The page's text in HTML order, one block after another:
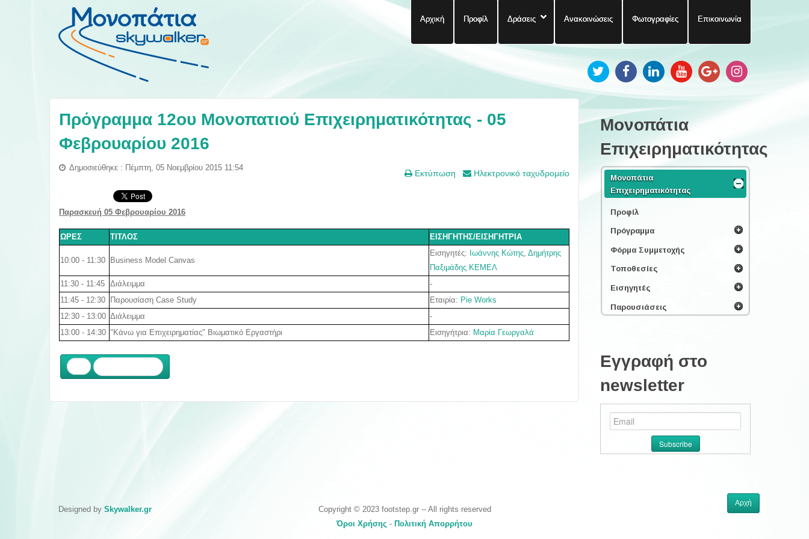
Αρχική Προφίλ Δράσεις Ανακοινώσεις Φωτογραφίες Επικοινωνία
Πρόγραμμα 12ου Μονοπατιού Επιχειρηματικότητας - 05
Φεβρουαρίου 2016
Εκτύπωση Ηλεκτρονικό ταχυδρομείο
Δημοσιεύθηκε : Πέμπτη, 05 Νοεμβρίου 2015 11:54
Παρασκευή 05 Φεβρουαρίου 2016
ΩΡΕΣ ΤΙΤΛΟΣ ΕΙΣΗΓΗΤΗΣ/ΕΙΣΗΓΗΤΡΙΑ
10:00 - 11:30 Business Model Canvas
Εισηγητές: Ιωάννης Κώτης, Δημήτρης
Παξιμάδης ΚΕΜΕΛ
11:30 - 11:45 Διάλειμμα
-
11:45 - 12:30
Παρουσίαση Case Study Εταιρία: Pie Works
12:30 - 13:00 Διάλειμμα
-
13:00 - 14:30 "Κάνω για Επιχειρηματίας" Βιωματικό Εργαστήρι Εισηγήτρια: Μαρία Γεωργαλά
Μονοπάτια
Επιχειρηματικότητας
Μονοπάτια
Επιχειρηματικότητας
Προφίλ
Πρόγραμμα
Φόρμα Συμμετοχής
Τοποθεσίες
Εισηγητές
Παρουσιάσεις
Εγγραφή στο
newsletter
Designed by Skywalker.gr
Copyright © 2023 footstep.gr -- All rights reserved
Όροι Χρήσης - Πολιτική Απορρήτου
Αρχή